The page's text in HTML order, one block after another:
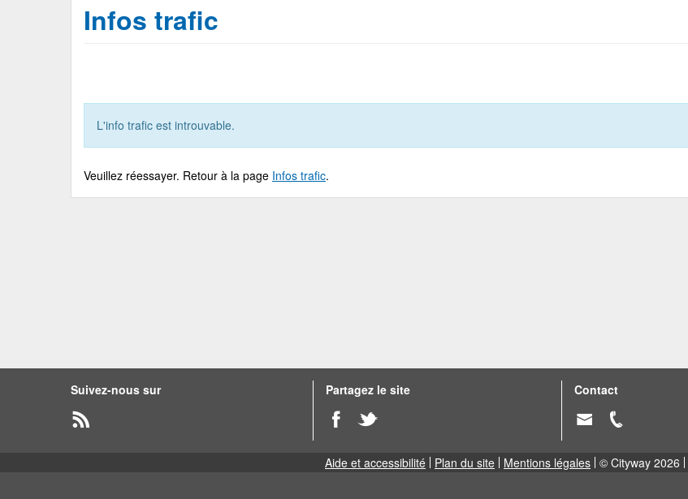
Infos trafic
L'info trafic est introuvable.
Veuillez réessayer. Retour à la page Infos trafic.
Suivez-nous sur Partagez le site Contact
Aide et accessibilité Plan du site Mentions légales © Cityway 2026